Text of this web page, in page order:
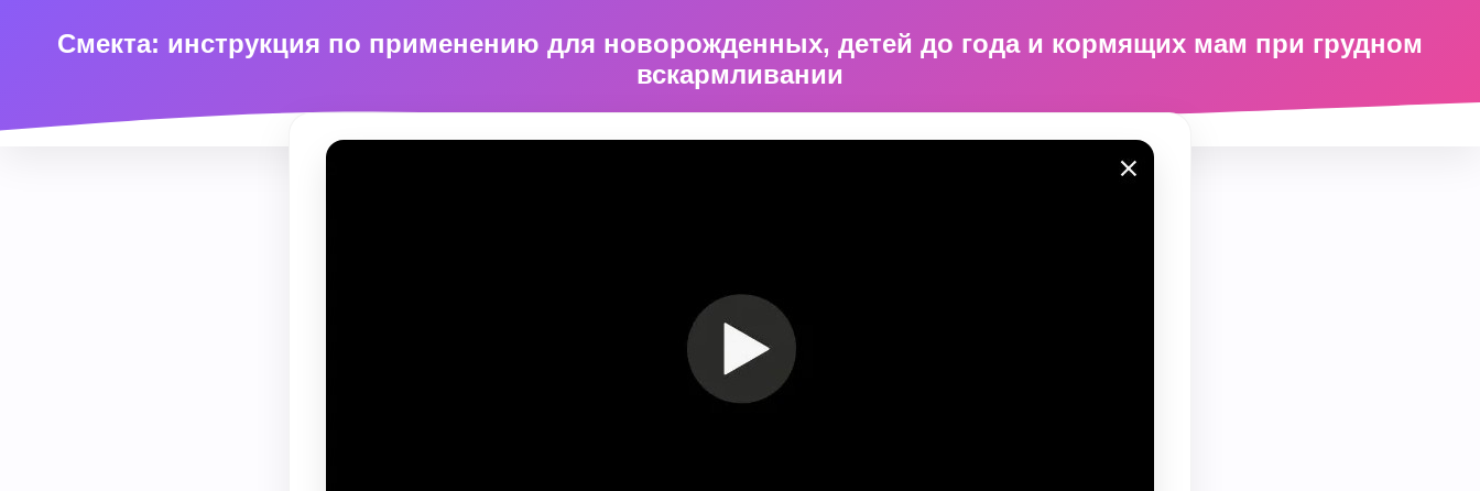
Смекта: инструкция по применению для новорожденных, детей до года и кормящих мам при грудном
вскармливании